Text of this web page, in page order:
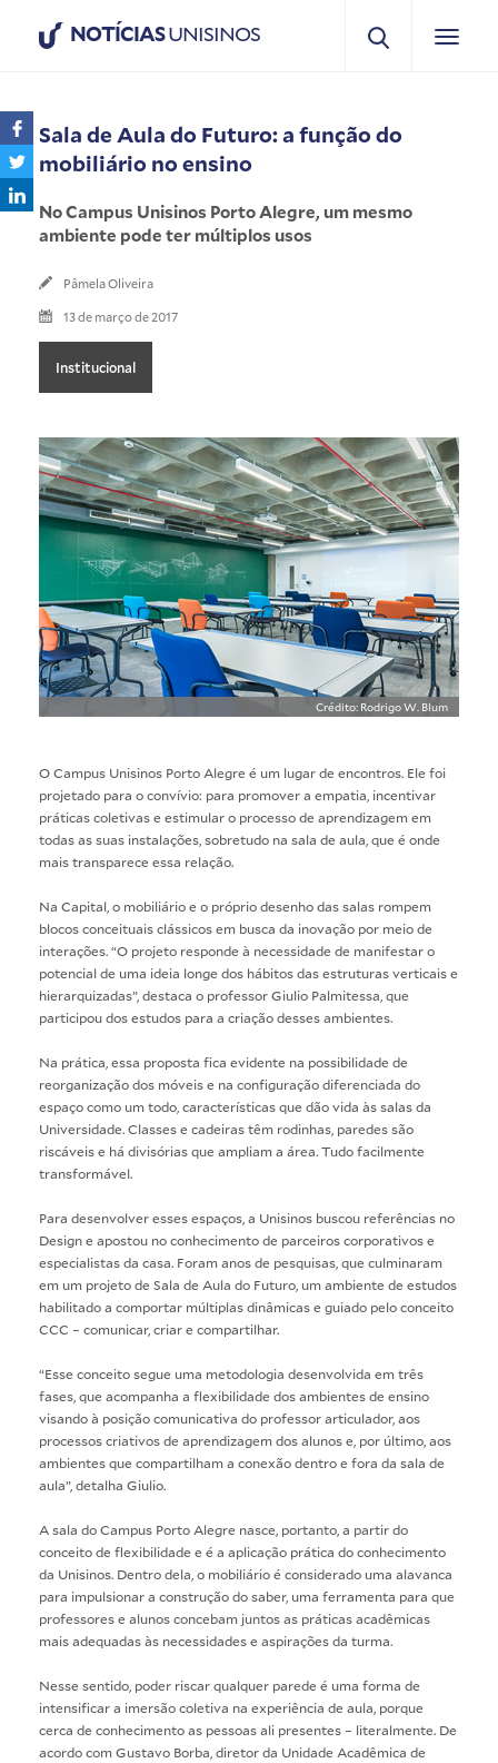
NOTÍCIASUNISINOS
Sala de Aula do Futuro: a função do
mobiliário no ensino
No Campus Unisinos Porto Alegre, um mesmo
ambiente pode ter múltiplos usos
Pâmela Oliveira
13 de março de 2017
Institucional
Crédito: Rodrigo W. Blum
O Campus Unisinos Porto Alegre é um lugar de encontros. Ele foi
projetado para o convívio: para promover a empatia, incentivar
práticas coletivas e estimular o processo de aprendizagem em
todas as suas instalações, sobretudo na sala de aula, que é onde
mais transparece essa relação.
Na Capital, o mobiliário e o próprio desenho das salas rompem
blocos conceituais clássicos em busca da inovação por meio de
interações. “O projeto responde à necessidade de manifestar o
potencial de uma ideia longe dos hábitos das estruturas verticais e
hierarquizadas”, destaca o professor Giulio Palmitessa, que
participou dos estudos para a criação desses ambientes.
Na prática, essa proposta fica evidente na possibilidade de
reorganização dos móveis e na configuração diferenciada do
espaço como um todo, características que dão vida às salas da
Universidade. Classes e cadeiras têm rodinhas, paredes são
riscáveis e há divisórias que ampliam a área. Tudo facilmente
transformável.
Para desenvolver esses espaços, a Unisinos buscou referências no
Design e apostou no conhecimento de parceiros corporativos e
especialistas da casa. Foram anos de pesquisas, que culminaram
em um projeto de Sala de Aula do Futuro, um ambiente de estudos
habilitado a comportar múltiplas dinâmicas e guiado pelo conceito
CCC – comunicar, criar e compartilhar.
“Esse conceito segue uma metodologia desenvolvida em três
fases, que acompanha a flexibilidade dos ambientes de ensino
visando à posição comunicativa do professor articulador, aos
processos criativos de aprendizagem dos alunos e, por último, aos
ambientes que compartilham a conexão dentro e fora da sala de
aula”, detalha Giulio.
A sala do Campus Porto Alegre nasce, portanto, a partir do
conceito de flexibilidade e é a aplicação prática do conhecimento
da Unisinos. Dentro dela, o mobiliário é considerado uma alavanca
para impulsionar a construção do saber, uma ferramenta para que
professores e alunos concebam juntos as práticas acadêmicas
mais adequadas às necessidades e aspirações da turma.
Nesse sentido, poder riscar qualquer parede é uma forma de
intensificar a imersão coletiva na experiência de aula, porque
cerca de conhecimento as pessoas ali presentes – literalmente. De
acordo com Gustavo Borba, diretor da Unidade Acadêmica de